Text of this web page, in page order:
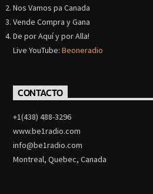
Nos Vamos pa Canada
Vende Compra y Gana
De por Aquí y por Alla!
Live YouTube:Beoneradio
CONTACTO
+1(438) 488-3296
www.be1radio.com
info@be1radio.com
Montreal, Quebec, Canada